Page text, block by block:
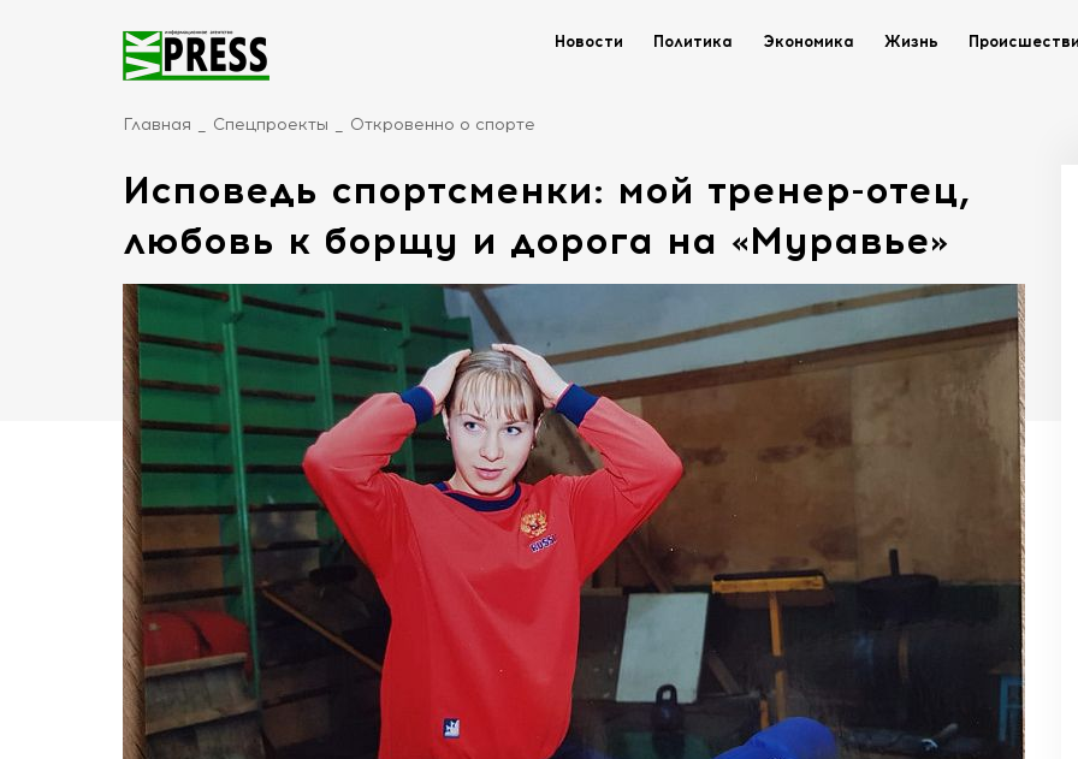
Новости Политика Экономика Жизнь
Главная Спецпроекты Откровенно о спорте
Исповедь спортсменки: мой тренер-отец,
любовь к борщу и дорога на «Муравье»